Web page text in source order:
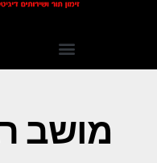
מושב